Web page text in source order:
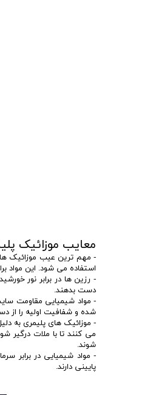
معایب موزائیک
- مهم ترین عیب موزائیک
استفاده می شود. این
- رزین ها در برابر نور
دست بدهند.
- مواد شیمیایی مقاومت
شده و شفافیت اولیه را از
- موزائیک های پلیمری به
می کنند تا با ملات درگیر
شوند.
- مواد شیمیایی در برابر
پایینی دارند.